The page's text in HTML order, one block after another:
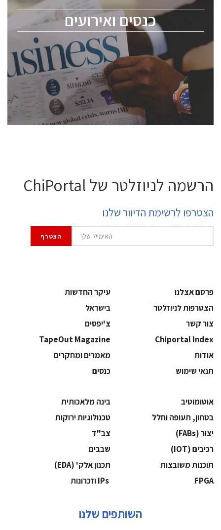
כנסים ואירועים
מומחים מקצועיים ובכירים.
ChipEx2026 will be held on May 12-13, 2026. The
conference is intended for everyone involved in the
semiconductor industry, including engineers,
professional experts, and senior executives.
לחץ לפרטים
הרשמה לניוזלטר של ChiPortal
הצטרפו לרשימת הדיוור שלנו
פרסם אצלנו
עיקר החדשות
הצטרפות לניוזלטר
בישראל
צור קשר
צ'יפסים
Chiportal Index
TapeOut Magazine
אודות
מאמרים ומחקרים
תנאי שימוש
כנסים
אוטומוטיב
בינה מלאכותית
בטחון, תעופה וחלל
‫טכנולוגיות ירוקות‬
‫יצור (‪(FABs‬‬
‫צב"ד‬
‫רכיבים‬ (IOT)
‫שבבים‬
‫תוכנות משובצות‬
‫תכנון אלק' (‪(EDA‬‬
‫‪FPGA‬‬
השותפים שלנו